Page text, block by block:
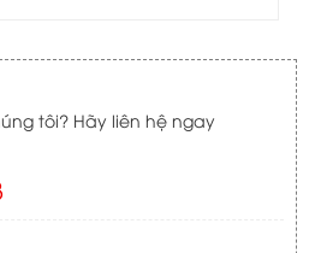
tôi? Hãy liên hệ ngay